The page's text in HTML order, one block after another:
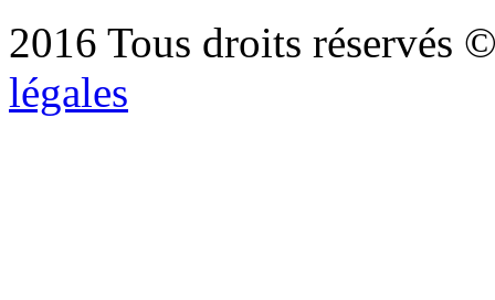
2016 Tous droits réservés
légales